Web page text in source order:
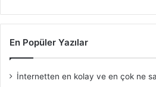
En Popüler Yazılar
İnternetten en kolay ve en çok ne